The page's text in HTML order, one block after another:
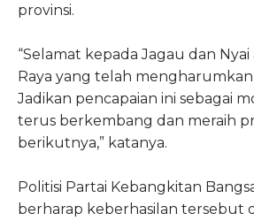
provinsi.
“Selamat kepada Jagau dan
Raya yang telah mengharumkan
Jadikan pencapaian ini sebagai
terus berkembang dan meraih
berikutnya,” katanya.
Politisi Partai Kebangkitan
berharap keberhasilan tersebut